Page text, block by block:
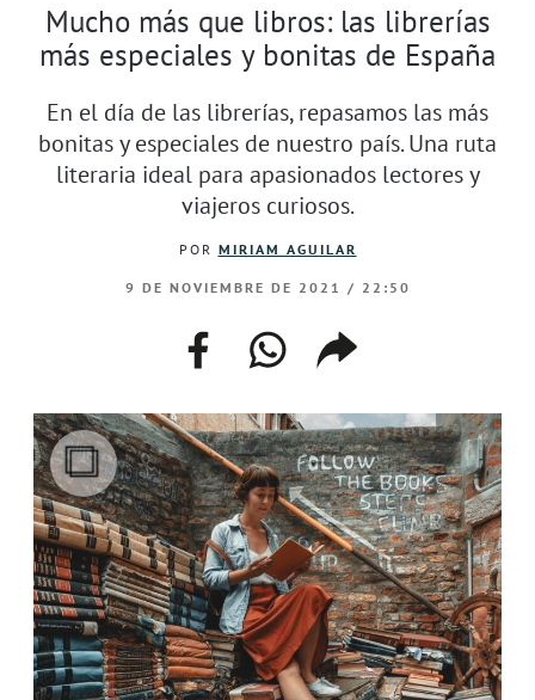
Mucho más que libros: las librerías
más especiales y bonitas de España
En el día de las librerías, repasamos las más
bonitas y especiales de nuestro país. Una ruta
literaria ideal para apasionados lectores y
viajeros curiosos.
POR MIRIAM AGUILAR
9 DE NOVIEMBRE DE 2021 / 22:50
facebookwhatsappcompartir
enlace